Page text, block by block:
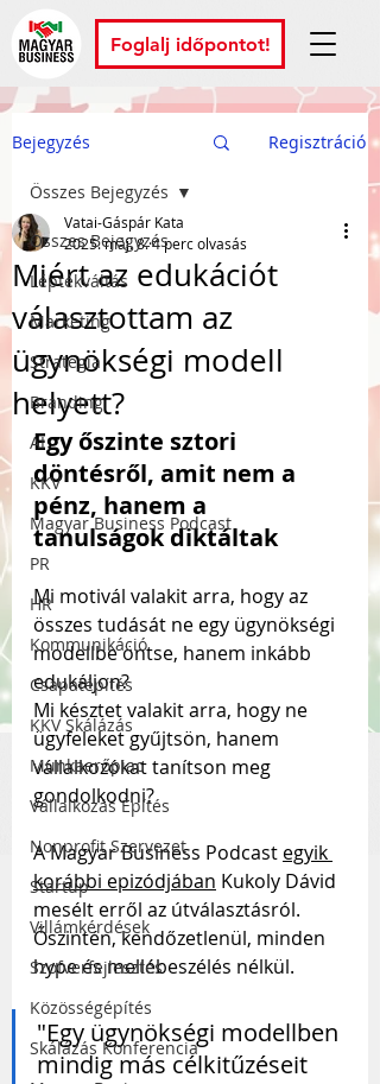
Foglalj időpontot!
Bejegyzés Regisztráció
Összes Bejegyzés
Léptékváltás
Marketing
Stratégia
Branding
AI
KKV
Magyar Business Podcast
PR
HR
Kommunikáció
Csapatépítés
KKV Skálázás
Munkaerőpiac
Vállalkozás Építés
Nonprofit Szervezet
Startup
Villámkérdések
Szofverfejlesztés
Közösségépítés
Skálázás Konferencia
Összes Bejegyzés
Miért az edukációt
választottam az
ügynökségi modell
helyett?
Vatai-Gáspár Kata
2025. máj. 8.4 perc olvasás
Egy őszinte sztori
döntésről, amit nem a
pénz, hanem a
tanulságok diktáltak
Mi motivál valakit arra, hogy az
összes tudását ne egy ügynökségi
modellbe öntse, hanem inkább
edukáljon?
Mi késztet valakit arra, hogy ne
ügyfeleket gyűjtsön, hanem
vállalkozókat tanítson meg
gondolkodni?
A Magyar Business Podcast egyik
korábbi epizódjában Kukoly Dávid
mesélt erről az útválasztásról.
Őszintén, kendőzetlenül, minden
hype és mellébeszélés nélkül.
"Egy ügynökségi modellben
mindig más célkitűzéseit